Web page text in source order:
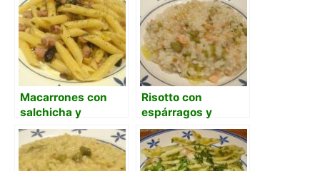
Macarrones con
salchicha y
espárragos
Risotto con
espárragos y
salmón